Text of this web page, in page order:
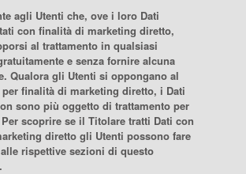
agli Utenti che, ove i loro Dati
con finalità di marketing diretto,
al trattamento in qualsiasi
e senza fornire alcuna
Qualora gli Utenti si oppongano al
finalità di marketing diretto, i Dati
sono più oggetto di trattamento per
scoprire se il Titolare tratti Dati con
diretto gli Utenti possono fare
rispettive sezioni di questo